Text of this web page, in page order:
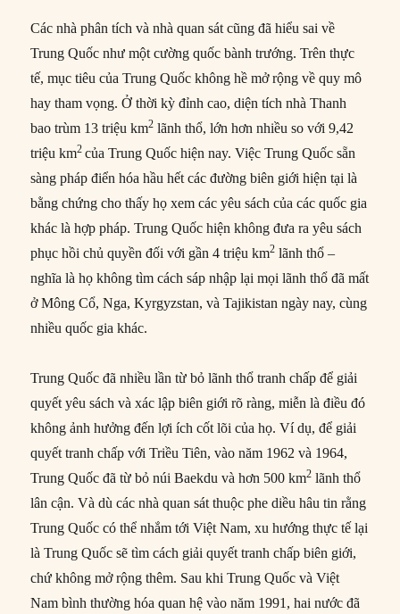
Các nhà phân tích và nhà quan sát cũng đã hiểu sai về
Trung Quốc như một cường quốc bành trướng. Trên thực
tế, mục tiêu của Trung Quốc không hề mở rộng về quy mô
hay tham vọng. Ở thời kỳ đỉnh cao, diện tích nhà Thanh
bao trùm 13 triệu km2 lãnh thổ, lớn hơn nhiều so với 9,42
triệu km2 của Trung Quốc hiện nay. Việc Trung Quốc sẵn
sàng pháp điển hóa hầu hết các đường biên giới hiện tại là
bằng chứng cho thấy họ xem các yêu sách của các quốc gia
khác là hợp pháp. Trung Quốc hiện không đưa ra yêu sách
phục hồi chủ quyền đối với gần 4 triệu km2 lãnh thổ –
nghĩa là họ không tìm cách sáp nhập lại mọi lãnh thổ đã mất
ở Mông Cổ, Nga, Kyrgyzstan, và Tajikistan ngày nay, cùng
nhiều quốc gia khác.
Trung Quốc đã nhiều lần từ bỏ lãnh thổ tranh chấp để giải
quyết yêu sách và xác lập biên giới rõ ràng, miễn là điều đó
không ảnh hưởng đến lợi ích cốt lõi của họ. Ví dụ, để giải
quyết tranh chấp với Triều Tiên, vào năm 1962 và 1964,
Trung Quốc đã từ bỏ núi Baekdu và hơn 500 km2 lãnh thổ
lân cận. Và dù các nhà quan sát thuộc phe diều hâu tin rằng
Trung Quốc có thể nhắm tới Việt Nam, xu hướng thực tế lại
là Trung Quốc sẽ tìm cách giải quyết tranh chấp biên giới,
chứ không mở rộng thêm. Sau khi Trung Quốc và Việt
Nam bình thường hóa quan hệ vào năm 1991, hai nước đã